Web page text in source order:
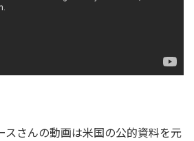
スさんの動画は米国の公的資料を元